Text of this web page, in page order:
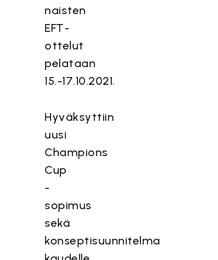
naisten
EFT-
ottelut
pelataan
15.-17.10.2021.
Hyväksyttiin
uusi
Champions
Cup
-
sopimus
sekä
konseptisuunnitelma